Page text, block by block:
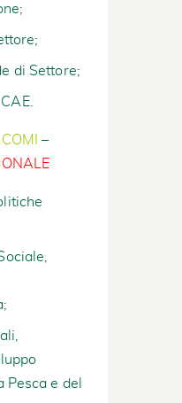
di Settore;
–
Pesca e del